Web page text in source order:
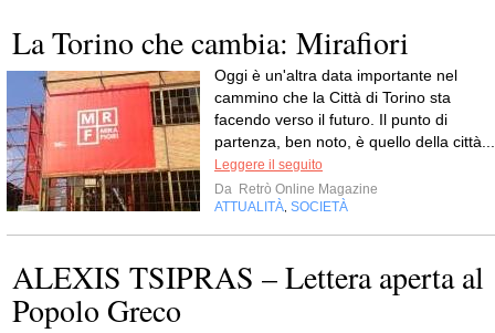
La Torino che cambia: Mirafiori
Oggi è un'altra data importante nel
cammino che la Città di Torino sta
facendo verso il futuro. Il punto di
partenza, ben noto, è quello della città...
Leggere il seguito
Da Retrò Online Magazine
ATTUALITÀ SOCIETÀ
ALEXIS TSIPRAS – Lettera aperta al
Popolo Greco